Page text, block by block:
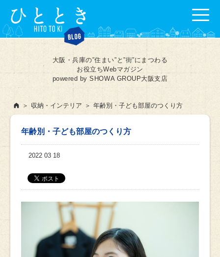
大阪・兵庫の”住まい”と”街”にまつわる
お役立ちWebマガジン
powered by SHOWA GROUP大阪支店
A 収納・インテリア 年齢別・子ども部屋のつくり方
年齢別・子ども部屋のつくり方
2022 03 18